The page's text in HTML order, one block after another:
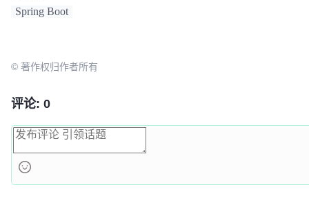
Spring Boot
© 著作权归作者所有
评论: 0